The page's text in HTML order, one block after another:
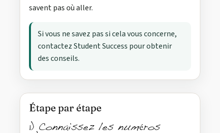
savent pas où aller.
Si vous ne savez pas si cela vous concerne,
contactez Student Success pour obtenir
des conseils.
Étape par étape
1) Connaissez les numéros